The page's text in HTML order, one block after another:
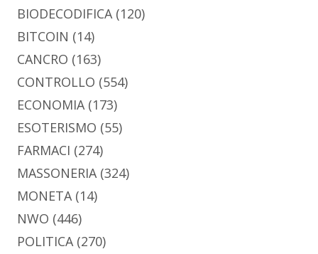
BIODECODIFICA (120)
BITCOIN (14)
CANCRO (163)
CONTROLLO (554)
ECONOMIA (173)
ESOTERISMO (55)
FARMACI (274)
MASSONERIA (324)
MONETA (14)
NWO (446)
POLITICA (270)